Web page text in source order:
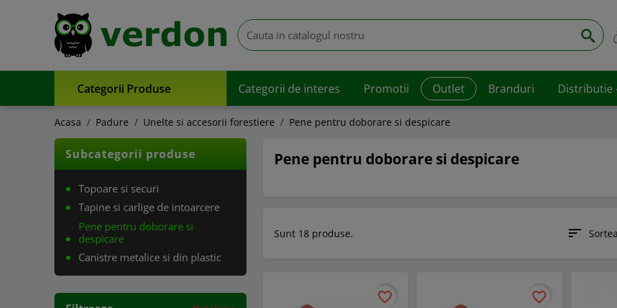
Categorii Produse Categorii de interes Promotii Outlet Branduri Distributie
Acasa Padure Unelte si accesorii forestiere Pene pentru doborare si despicare
Subcategorii produse
Topoare si securi
Tapine si carlige de intoarcere
Pene pentru doborare si
despicare
Canistre metalice si din plastic
Pene pentru doborare si despicare
Sunt 18 produse. sort
favorite_border
favorite_border favorite_border
favorite_border